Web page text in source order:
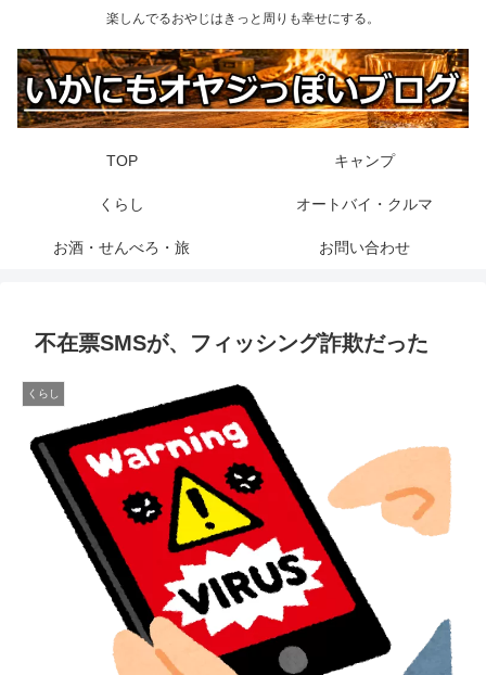
楽しんでるおやじはきっと周りも幸せにする。
TOP キャンプ
くらし オートバイ・クルマ
お酒・せんべろ・旅 お問い合わせ
不在票SMSが、フィッシング詐欺だった
くらし